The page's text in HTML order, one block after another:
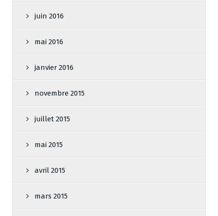
juin 2016
mai 2016
janvier 2016
novembre 2015
juillet 2015
mai 2015
avril 2015
mars 2015